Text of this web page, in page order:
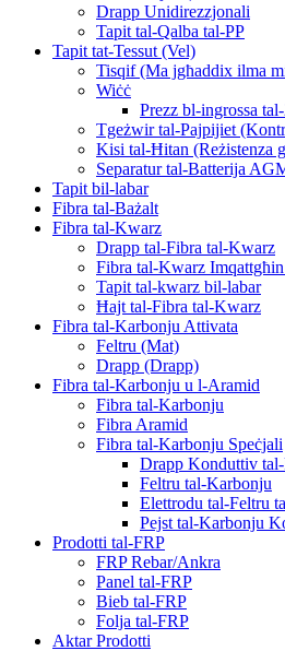
Drapp Unidirezzjonali
Tapit tal-Qalba tal-PP
Tapit tat-Tessut (Vel)
Tisqif (Ma jgħaddix ilma
Wiċċ
Prezz bl-ingrossa
Tgeżwir tal-Pajpijiet
Kisi tal-Ħitan (Reżistenza
Separatur tal-Batterija
Tapit bil-labar
Fibra tal-Bażalt
Fibra tal-Kwarz
Drapp tal-Fibra tal-Kwarz
Fibra tal-Kwarz
Tapit tal-kwarz bil-labar
Ħajt tal-Fibra tal-Kwarz
Fibra tal-Karbonju Attivata
Feltru (Mat)
Drapp (Drapp)
Fibra tal-Karbonju u l-Aramid
Fibra tal-Karbonju
Fibra Aramid
Fibra tal-Karbonju Speċjali
Drapp Konduttiv
Feltru tal-Karbonju
Elettrodu tal-Feltru
Pejst tal-Karbonju
Prodotti tal-FRP
FRP Rebar/Ankra
Panel tal-FRP
Bieb tal-FRP
Folja tal-FRP
Aktar Prodotti